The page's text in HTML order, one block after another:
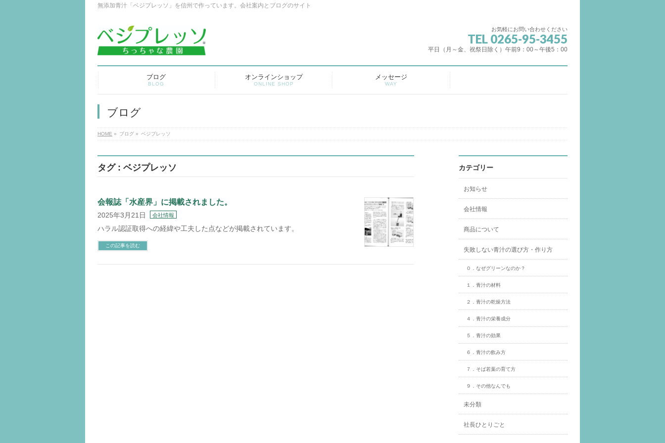
無添加青汁「ベジプレッソ」を信州で作っています。会社案内とブログのサイト
お気軽にお問い合わせください
TEL 0265-95-3455
平日（月～金、祝祭日除く）午前9：00～午後5：00
ブログ
BLOG
オンラインショップ
ONLINE SHOP
メッセージ
WAY
ブログ
HOME » ブログ » ベジプレッソ
タグ : ベジプレッソ
会報誌「水産界」に掲載されました。
2025年3月21日 会社情報
ハラル認証取得への経緯や工夫した点などが掲載されています。
この記事を読む
カテゴリー
お知らせ
会社情報
商品について
失敗しない青汁の選び方・作り方
０．なぜグリーンなのか？
１．青汁の材料
２．青汁の乾燥方法
４．青汁の栄養成分
５．青汁の効果
６．青汁の飲み方
７．そば若葉の育て方
９．その他なんでも
未分類
社長ひとりごと